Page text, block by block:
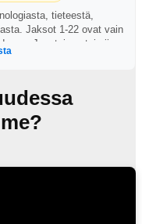
tieteestä,
Jaksot 1-22 ovat vain
Juontajana toimii